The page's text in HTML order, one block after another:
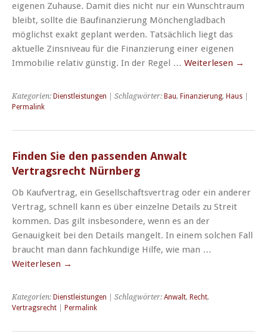
eigenen Zuhause. Damit dies nicht nur ein Wunschtraum
bleibt, sollte die Baufinanzierung Mönchengladbach
möglichst exakt geplant werden. Tatsächlich liegt das
aktuelle Zinsniveau für die Finanzierung einer eigenen
Immobilie relativ günstig. In der Regel … Weiterlesen →
Kategorien: Dienstleistungen | Schlagwörter: Bau, Finanzierung, Haus
Permalink
Finden Sie den passenden Anwalt
Vertragsrecht Nürnberg
Ob Kaufvertrag, ein Gesellschaftsvertrag oder ein anderer
Vertrag, schnell kann es über einzelne Details zu Streit
kommen. Das gilt insbesondere, wenn es an der
Genauigkeit bei den Details mangelt. In einem solchen Fall
braucht man dann fachkundige Hilfe, wie man …
Weiterlesen →
Kategorien: Dienstleistungen | Schlagwörter: Anwalt, Recht,
Vertragsrecht
Permalink